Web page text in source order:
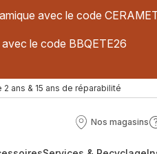
avec le code
le code BBQETE26
2 ans & 15 ans de réparabilité
Nos magasins
Nos